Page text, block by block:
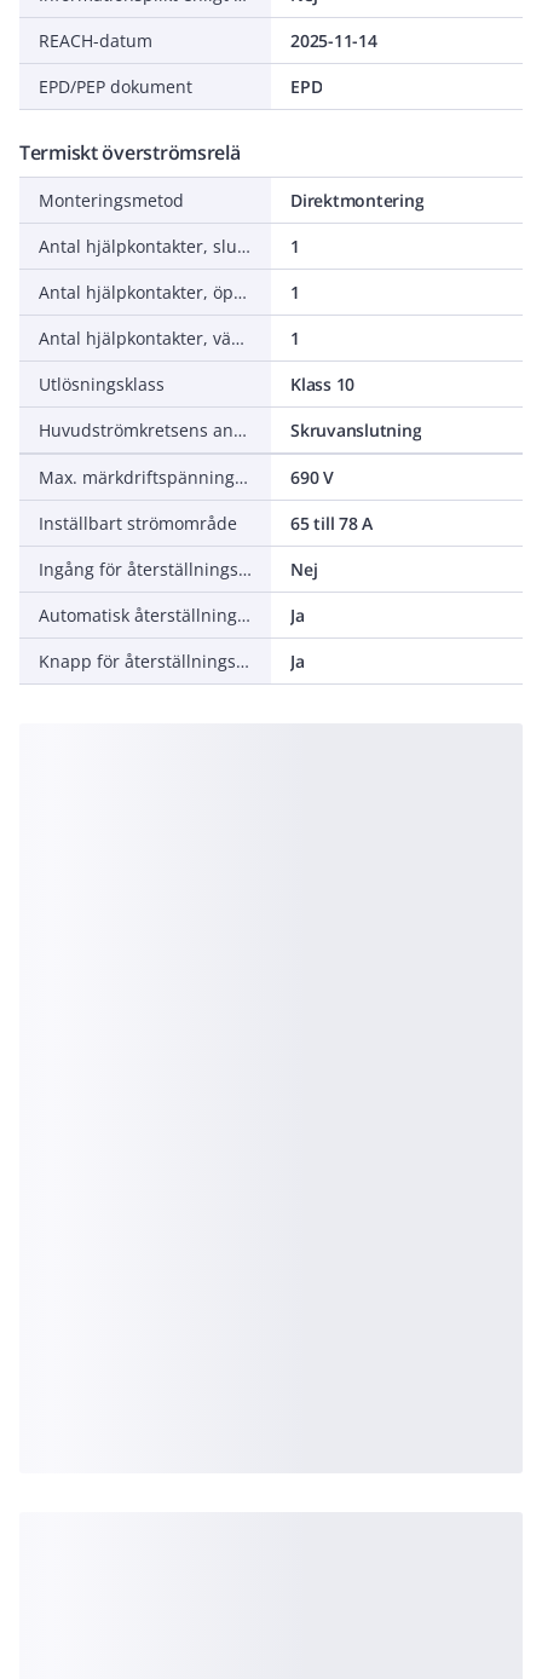
REACH-datum
2025-11-14
EPD/PEP dokument
EPD
Termiskt överströmsrelä
Monteringsmetod
Direktmontering
Antal hjälpkontakter, slutande (NO - normalt öppna)
1
Antal hjälpkontakter, öppnande (NC - normalt stängda)
1
Antal hjälpkontakter, växlande (CO)
1
Utlösningsklass
Klass 10
Huvudströmkretsens anslutningssätt
Skruvanslutning
Max. märkdriftspänning Ue
690 V
Inställbart strömområde
65 till 78 A
Ingång för återställningsfunktion
Nej
Automatisk återställningsfunktion
Ja
Knapp för återställningsfunktion
Ja